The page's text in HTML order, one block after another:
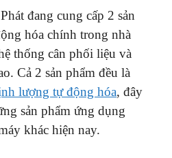
đang cung cấp 2 sản
hóa chính trong nhà
thống cân phối liệu và
Cả 2 sản phẩm đều là
lượng tự động hóa, đây
sản phẩm ứng dụng
khác hiện nay.